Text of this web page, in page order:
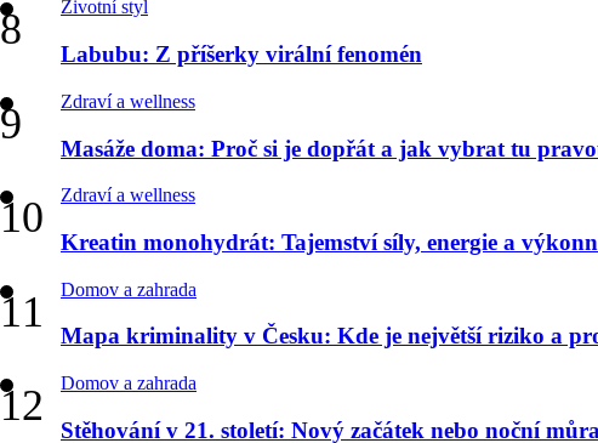
Životní styl
Labubu: Z příšerky virální fenomén
Zdraví a wellness
Masáže doma: Proč si je dopřát a jak vybrat tu
Zdraví a wellness
Kreatin monohydrát: Tajemství síly, energie a
Domov a zahrada
Mapa kriminality v Česku: Kde je největší riziko a
Domov a zahrada
Stěhování v 21. století: Nový začátek nebo noční